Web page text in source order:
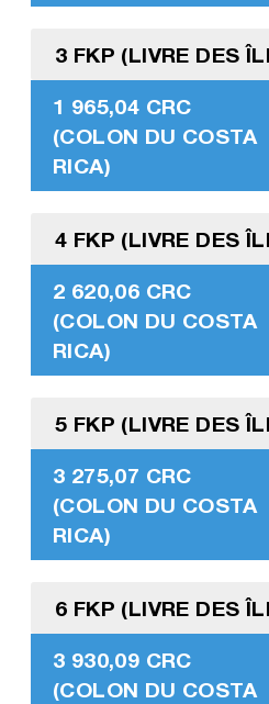
3 FKP (LIVRE DES
1 965,04 CRC
(COLON DU COSTA
RICA)
4 FKP (LIVRE DES
2 620,06 CRC
(COLON DU COSTA
RICA)
5 FKP (LIVRE DES
3 275,07 CRC
(COLON DU COSTA
RICA)
6 FKP (LIVRE DES
3 930,09 CRC
(COLON DU COSTA